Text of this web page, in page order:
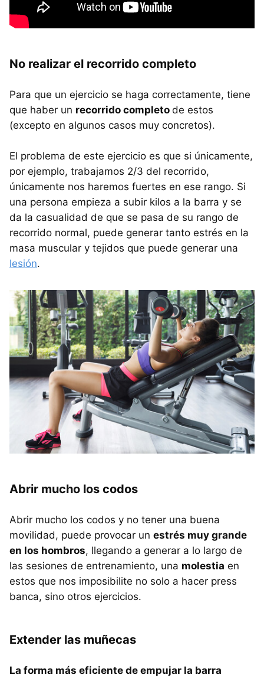
No realizar el recorrido completo
Para que un ejercicio se haga correctamente, tiene
que haber un recorrido completo de estos
(excepto en algunos casos muy concretos).
El problema de este ejercicio es que si únicamente,
por ejemplo, trabajamos 2/3 del recorrido,
únicamente nos haremos fuertes en ese rango. Si
una persona empieza a subir kilos a la barra y se
da la casualidad de que se pasa de su rango de
recorrido normal, puede generar tanto estrés en la
masa muscular y tejidos que puede generar una
lesión.
Abrir mucho los codos
Abrir mucho los codos y no tener una buena
movilidad, puede provocar un estrés muy grande
en los hombros, llegando a generar a lo largo de
las sesiones de entrenamiento, una molestia en
estos que nos imposibilite no solo a hacer press
banca, sino otros ejercicios.
Extender las muñecas
La forma más eficiente de empujar la barra